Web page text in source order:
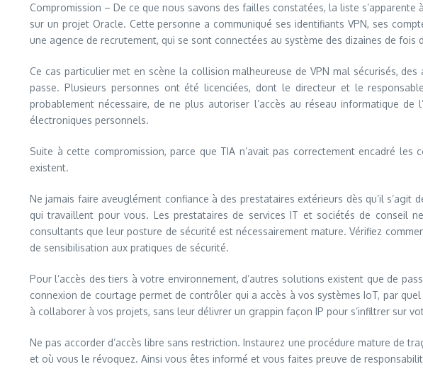
Compromission – De ce que nous savons des failles constatées, la liste
sur un projet Oracle. Cette personne a communiqué ses identifiants VPN, ses
une agence de recrutement, qui se sont connectées au système des dizaines de fois
Ce cas particulier met en scène la collision malheureuse de VPN mal sécurisés,
passe. Plusieurs personnes ont été licenciées, dont le directeur et le
probablement nécessaire, de ne plus autoriser l’accès au réseau informatique
électroniques personnels.
Suite à cette compromission, parce que TIA n’avait pas correctement encadré
existent.
Ne jamais faire aveuglément confiance à des prestataires extérieurs dès qu’il
qui travaillent pour vous. Les prestataires de services IT et sociétés de conseil
consultants que leur posture de sécurité est nécessairement mature. Vérifiez
de sensibilisation aux pratiques de sécurité.
Pour l’accès des tiers à votre environnement, d’autres solutions existent que de
connexion de courtage permet de contrôler qui a accès à vos systèmes IoT, par
à collaborer à vos projets, sans leur délivrer un grappin façon IP pour s’infiltrer sur
Ne pas accorder d’accès libre sans restriction. Instaurez une procédure mature de
et où vous le révoquez. Ainsi vous êtes informé et vous faites preuve de